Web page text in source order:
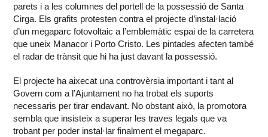
parets i a les columnes del portell de la possessió de Santa
Cirga. Els grafits protesten contra el projecte d’instal·lació
d’un megaparc fotovoltaic a l’emblemàtic espai de la carretera
que uneix Manacor i Porto Cristo. Les pintades afecten també
el radar de trànsit que hi ha just davant la possessió.
El projecte ha aixecat una controvèrsia important i tant al
Govern com a l’Ajuntament no ha trobat els suports
necessaris per tirar endavant. No obstant això, la promotora
sembla que insisteix a superar les traves legals que va
trobant per poder instal·lar finalment el megaparc.